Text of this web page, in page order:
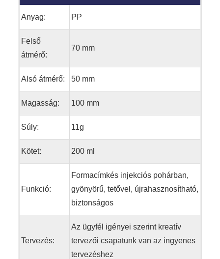
Anyag: PP
Felső
átmérő:
70 mm
Alsó átmérő: 50 mm
Magasság: 100 mm
Súly: 11g
Kötet: 200 ml
Funkció:
Formacímkés injekciós pohárban,
gyönyörű, tetővel, újrahasznosítható,
biztonságos
Tervezés:
Az ügyfél igényei szerint kreatív
tervezői csapatunk van az ingyenes
tervezéshez